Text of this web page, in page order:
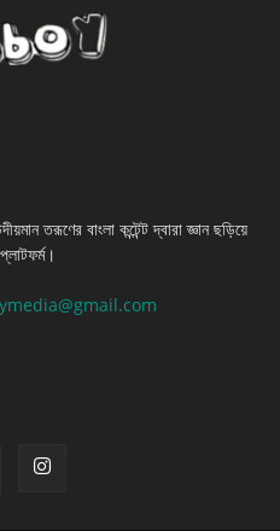
তরূণের বাংলা কন্টেন্ট দ্বারা জ্ঞান ছড়িয়ে